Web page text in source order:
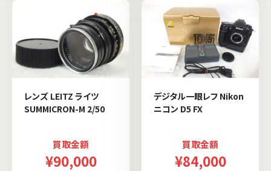
レンズ LEITZ ライツ
SUMMICRON-M 2/50
買取金額
¥90,000
デジタル一眼レフ Nikon
ニコン D5 FX
買取金額
¥84,000